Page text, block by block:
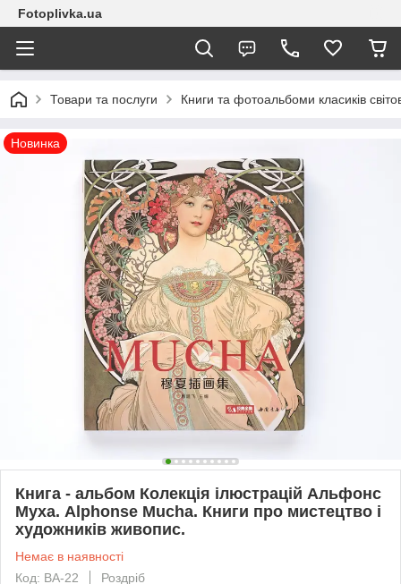
Fotoplivka.ua
Товари та послуги Книги та фотоальбоми класиків
Новинка
Книга - альбом Колекція ілюстрацій Альфонс
Муха. Alphonse Mucha. Книги про мистецтво і
художників живопис.
Немає в наявності
Код: BA-22
Роздріб